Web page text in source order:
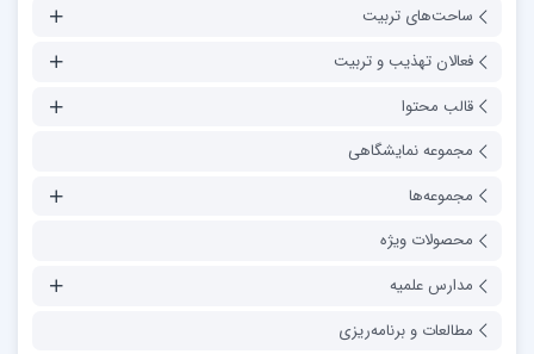
ساحت‌های تربیت
فعالان تهذیب و تربیت
قالب محتوا
مجموعه نمایشگاهی
مجموعه‌ها
محصولات ویژه
مدارس علمیه
مطالعات و برنامه‌ریزی